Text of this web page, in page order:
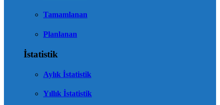
Tamamlanan
Planlanan
İstatistik
Aylık İstatistik
Yıllık İstatistik